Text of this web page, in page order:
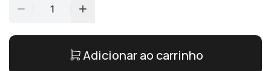
1
Adicionar ao carrinho